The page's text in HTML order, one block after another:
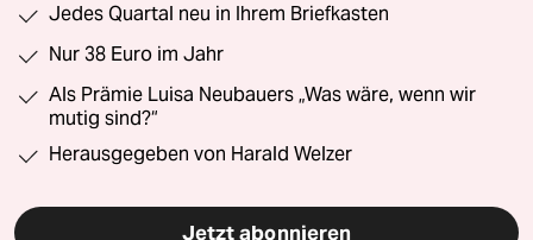
Jedes Quartal neu in Ihrem Briefkasten
Nur 38 Euro im Jahr
Als Prämie Luisa Neubauers „Was wäre, wenn wir
mutig sind?“
Herausgegeben von Harald Welzer
Jetzt abonnieren